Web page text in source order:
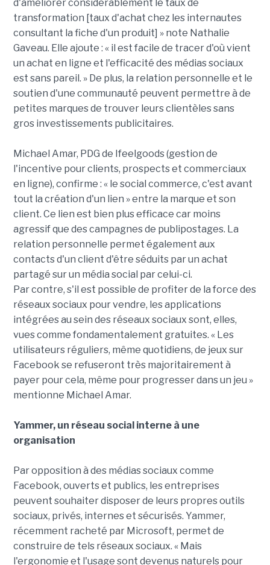
d'améliorer considérablement le taux de
transformation [taux d'achat chez les internautes
consultant la fiche d'un produit] » note Nathalie
Gaveau. Elle ajoute : « il est facile de tracer d'où vient
un achat en ligne et l'efficacité des médias sociaux
est sans pareil. » De plus, la relation personnelle et le
soutien d'une communauté peuvent permettre à de
petites marques de trouver leurs clientèles sans
gros investissements publicitaires.
Michael Amar, PDG de Ifeelgoods (gestion de
l'incentive pour clients, prospects et commerciaux
en ligne), confirme : « le social commerce, c'est avant
tout la création d'un lien » entre la marque et son
client. Ce lien est bien plus efficace car moins
agressif que des campagnes de publipostages. La
relation personnelle permet également aux
contacts d'un client d'être séduits par un achat
partagé sur un média social par celui-ci.
Par contre, s'il est possible de profiter de la force des
réseaux sociaux pour vendre, les applications
intégrées au sein des réseaux sociaux sont, elles,
vues comme fondamentalement gratuites. « Les
utilisateurs réguliers, même quotidiens, de jeux sur
Facebook se refuseront très majoritairement à
payer pour cela, même pour progresser dans un jeu »
mentionne Michael Amar.
Yammer, un réseau social interne à une
organisation
Par opposition à des médias sociaux comme
Facebook, ouverts et publics, les entreprises
peuvent souhaiter disposer de leurs propres outils
sociaux, privés, internes et sécurisés. Yammer,
récemment racheté par Microsoft, permet de
construire de tels réseaux sociaux. « Mais
l'ergonomie et l'usage sont devenus naturels pour